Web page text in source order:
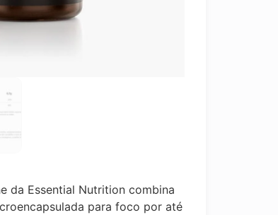
da Essential Nutrition combina
para foco por até